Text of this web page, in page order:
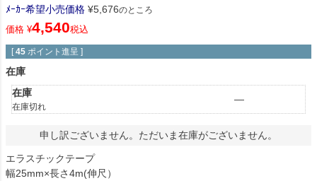
ﾒｰｶｰ希望小売価格 ¥5,676のところ
価格 ¥4,540税込
[ 45 ポイント進呈 ]
在庫
在庫
在庫切れ
—
申し訳ございません。ただいま在庫がございません。
エラスチックテープ
幅25mm×長さ4m(伸尺）